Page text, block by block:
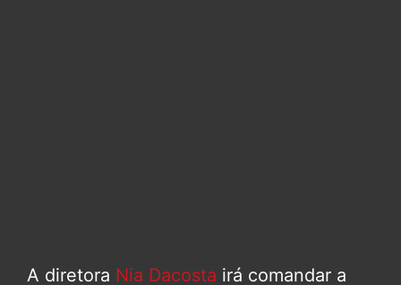
A diretora Nia Dacosta irá comandar a